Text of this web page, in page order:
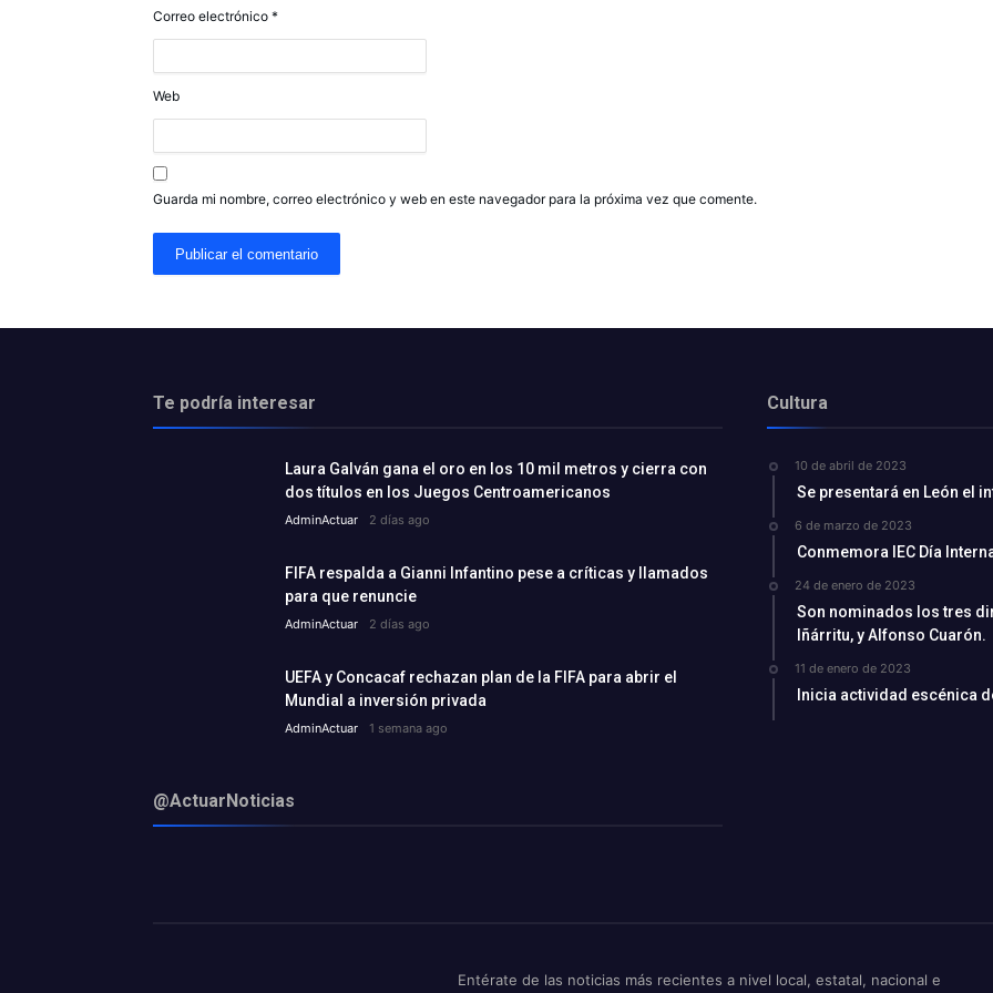
Correo electrónico *
Web
Guarda mi nombre, correo electrónico y web en este navegador para la próxima vez que comente.
Te podría interesar
Laura Galván gana el oro en los 10 mil metros y cierra con
dos títulos en los Juegos Centroamericanos
AdminActuar 2 días ago
FIFA respalda a Gianni Infantino pese a críticas y llamados
para que renuncie
AdminActuar 2 días ago
UEFA y Concacaf rechazan plan de la FIFA para abrir el
Mundial a inversión privada
AdminActuar 1 semana ago
@ActuarNoticias
Cultura
10 de abril de 2023
Se presentará en León el
6 de marzo de 2023
Conmemora IEC Día
24 de enero de 2023
Son nominados los tres
Iñárritu, y Alfonso Cuarón.
11 de enero de 2023
Inicia actividad escénica
Entérate de las noticias más recientes a nivel local, estatal, nacional e